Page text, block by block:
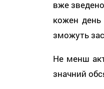
вже
кожен
зможуть
Не менш
значний